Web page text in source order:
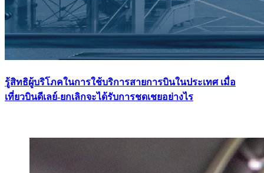
รู้สิทธิผู้บริโภคในการใช้บริการสายการบินในประเทศ เมื่อ
เที่ยวบินดีเลย์-ยกเลิกจะได้รับการชดเชยอย่างไร